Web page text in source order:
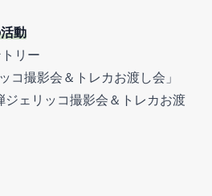
動
リー
コ撮影会＆トレカお渡し会」
ジェリッコ撮影会＆トレカお渡